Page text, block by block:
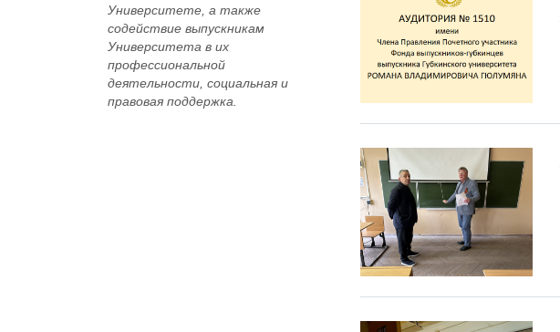
Университете, а также
содействие выпускникам
Университета в их
профессиональной
деятельности, социальная и
правовая поддержка.